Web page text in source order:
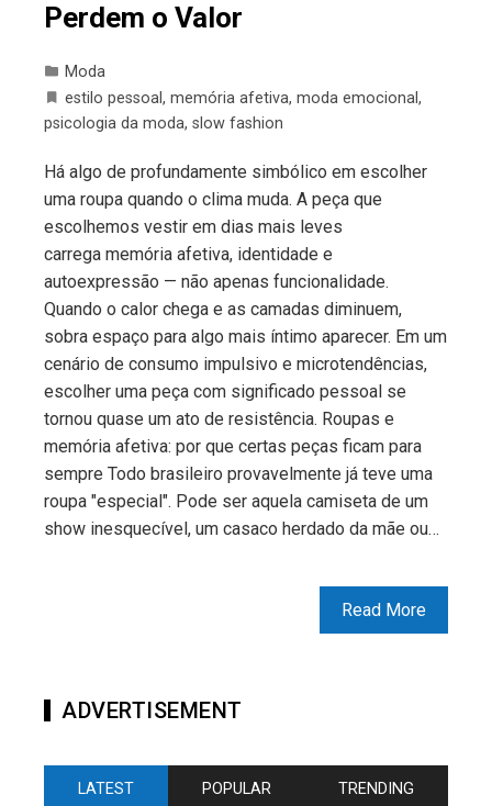
Perdem o Valor
Moda
estilo pessoal, memória afetiva, moda emocional,
psicologia da moda, slow fashion
Há algo de profundamente simbólico em escolher
uma roupa quando o clima muda. A peça que
escolhemos vestir em dias mais leves
carrega memória afetiva, identidade e
autoexpressão — não apenas funcionalidade.
Quando o calor chega e as camadas diminuem,
sobra espaço para algo mais íntimo aparecer. Em um
cenário de consumo impulsivo e microtendências,
escolher uma peça com significado pessoal se
tornou quase um ato de resistência. Roupas e
memória afetiva: por que certas peças ficam para
sempre Todo brasileiro provavelmente já teve uma
roupa "especial". Pode ser aquela camiseta de um
show inesquecível, um casaco herdado da mãe ou…
Read More
ADVERTISEMENT
LATEST POPULAR TRENDING